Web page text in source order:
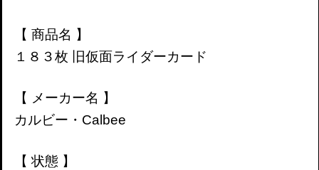
【 商品名 】
１８３枚
旧仮面ライダーカード
【 メーカー名 】
カルビー・Calbee
【 状態 】